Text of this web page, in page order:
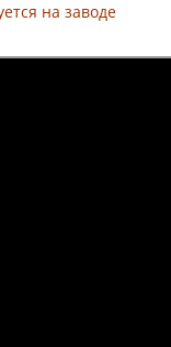
на заводе